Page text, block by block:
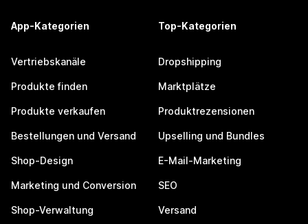
App-Kategorien
Vertriebskanäle
Produkte finden
Produkte verkaufen
Bestellungen und Versand
Shop-Design
Marketing und Conversion
Shop-Verwaltung
Top-Kategorien
Dropshipping
Marktplätze
Produktrezensionen
Upselling und Bundles
E-Mail-Marketing
SEO
Versand